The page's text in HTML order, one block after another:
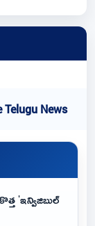
Telugu News
'ఇన్విజిబుల్